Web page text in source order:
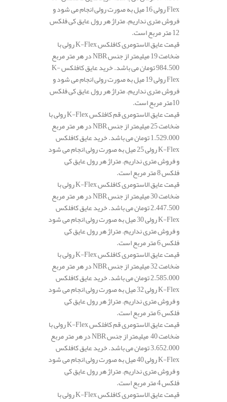
Flex رولی 16 میل به صورت رولی انجام می شود و
فروش متری نداریم. متراژ هر رول عایق کی فلکس
12 متر مربع است.
قیمت عایق الاستومری کافلکس K-Flex رولی با
ضخامت 19 میلیمتر از جنس NBR در هر متر مربع
984.500 تومان می باشد. خرید عایق کافلکس K-
Flex رولی 19 میل به صورت رولی انجام می شود و
فروش متری نداریم. متراژ هر رول عایق کی فلکس
10متر مربع است.
قیمت عایق الاستومری قم کافلکس K-Flex رولی با
ضخامت 25 میلیمتر از جنس NBR در هر متر مربع
1.529.000 تومان می باشد. خرید عایق کافلکس
K-Flex رولی 25 میل به صورت رولی انجام می شود
و فروش متری نداریم. متراژ هر رول عایق کی
فلکس 8 متر مربع است.
قیمت عایق الاستومری کافلکس K-Flex رولی با
ضخامت 30 میلیمتر از جنس NBR در هر متر مربع
2.447.500 تومان می باشد. خرید عایق کافلکس
K-Flex رولی 30 میل به صورت رولی انجام می شود
و فروش متری نداریم. متراژ هر رول عایق کی
فلکس 6 متر مربع است.
قیمت عایق الاستومری کافلکس K-Flex رولی با
ضخامت 32 میلیمتر از جنس NBR در هر متر مربع
2.585.000 تومان می باشد. خرید عایق کافلکس
K-Flex رولی 32 میل به صورت رولی انجام می شود
و فروش متری نداریم. متراژ هر رول عایق کی
فلکس 6 متر مربع است.
قیمت عایق الاستومری قم کافلکس K-Flex رولی با
ضخامت 40 میلیمتر از جنس NBR در هر متر مربع
3.652.000 تومان می باشد. خرید عایق کافلکس
K-Flex رولی 40 میل به صورت رولی انجام می شود
و فروش متری نداریم. متراژ هر رول عایق کی
فلکس 4 متر مربع است.
قیمت عایق الاستومری کافلکس K-Flex رولی با